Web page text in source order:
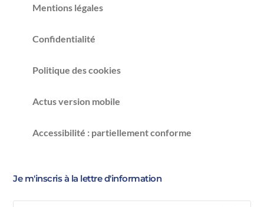
Mentions légales
Confidentialité
Politique des cookies
Actus version mobile
Accessibilité : partiellement conforme
Je m'inscris à la lettre d'information